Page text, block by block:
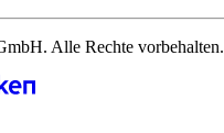
Alle Rechte vorbehalten.